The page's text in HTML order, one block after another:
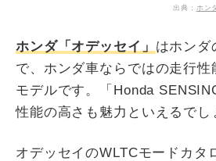
出典： ホン
ホンダ「オデッセイ」 はホンダ
で、ホンダ車ならではの走行
モデルです。「Honda
性能の高さも魅力といえるでし
オデッセイのWLTCモードカタ